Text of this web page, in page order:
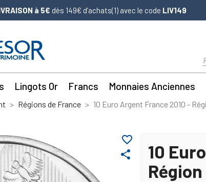
à 5€ dès 149€ d’achats(1) avec le code LIV149
Lingots Or Francs Monnaies Anciennes
Régions de France 10 Euro Argent France 2010 -
share
favorite_border
10